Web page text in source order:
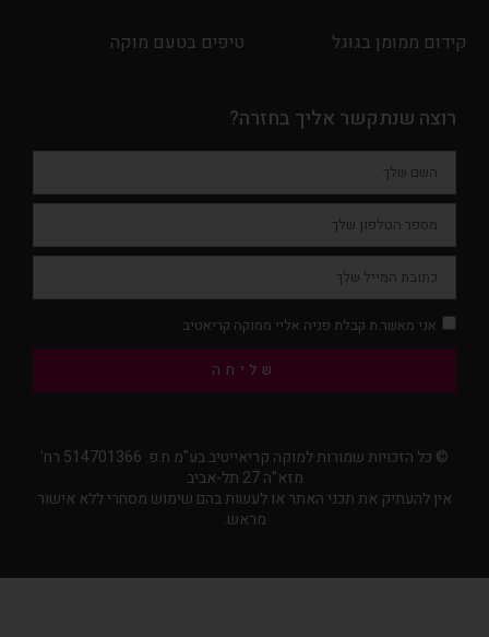
קידום ממומן בגוגל טיפים בטעם מוקה
רוצה שנתקשר אליך בחזרה?
אני מאשר.ת קבלת פניה אליי ממוקה קריאטיב
שליחה
© כל הזכויות שמורות למוקה קריאייטיב בע"מ ח.פ. 514701366 רח'
מזא"ה 27 תל-אביב
אין להעתיק את תכני האתר או לעשות בהם שימוש מסחרי ללא אישור
מראש.